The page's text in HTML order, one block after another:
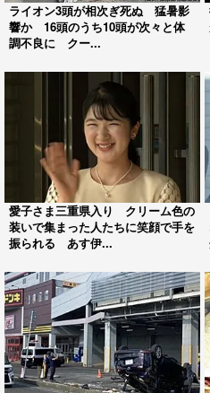
ライオン3頭が相次ぎ死ぬ 猛暑影
響か 16頭のうち10頭が次々と体
調不良に クー...
愛子さま三重県入り クリーム色の
装いで集まった人たちに笑顔で手を
振られる あす伊...